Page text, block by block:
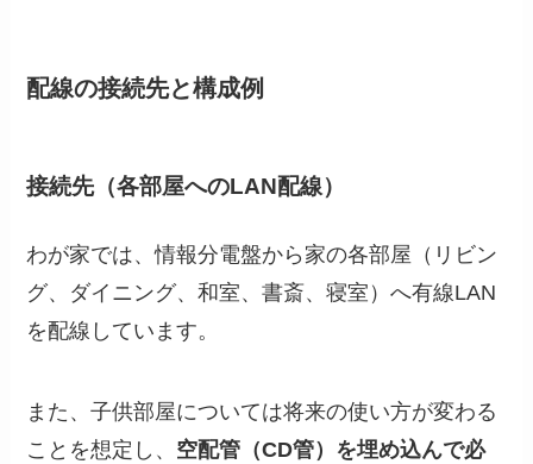
配線の接続先と構成例
接続先（各部屋へのLAN配線）
わが家では、情報分電盤から家の各部屋（リビン
グ、ダイニング、和室、書斎、寝室）へ有線LAN
を配線しています。
また、子供部屋については将来の使い方が変わる
ことを想定し、 空配管（CD管）を埋め込んで必